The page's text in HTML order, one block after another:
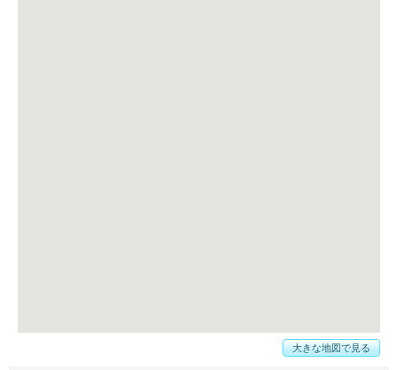
大きな地図で見る